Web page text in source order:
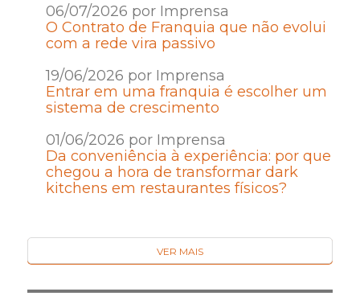
06/07/2026 por Imprensa
O Contrato de Franquia que não evolui
com a rede vira passivo
19/06/2026 por Imprensa
Entrar em uma franquia é escolher um
sistema de crescimento
01/06/2026 por Imprensa
Da conveniência à experiência: por que
chegou a hora de transformar dark
kitchens em restaurantes físicos?
VER MAIS